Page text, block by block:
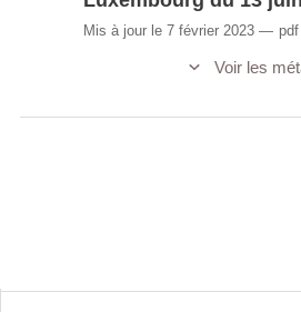
Mis à jour le 7 février 2023 pdf
Voir les